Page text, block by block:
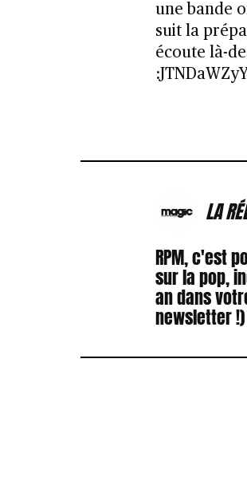
une bande
suit la
écoute là-
LA
RPM, c'est
sur la pop,
an dans
newsletter !)